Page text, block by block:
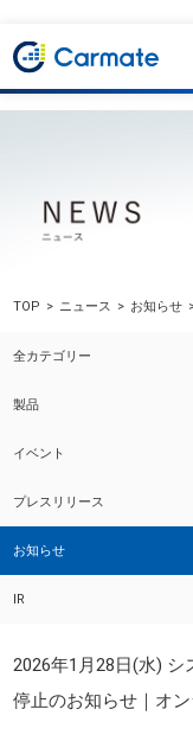
TOP ニュース お知らせ
全カテゴリー
製品
イベント
プレスリリース
お知らせ
IR
2026年1月28日(水)
停止のお知らせ｜オ